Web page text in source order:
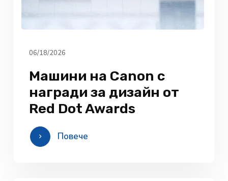
06/18/2026
Машини на Canon с
награди за дизайн от
Red Dot Awards
Повече